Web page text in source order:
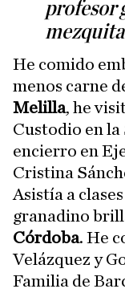
profesor
He comido
menos carne
Melilla, he
Custodio en la
encierro en
Cristina
Asistía a
granadino
Córdoba. He
Velázquez y
Familia de